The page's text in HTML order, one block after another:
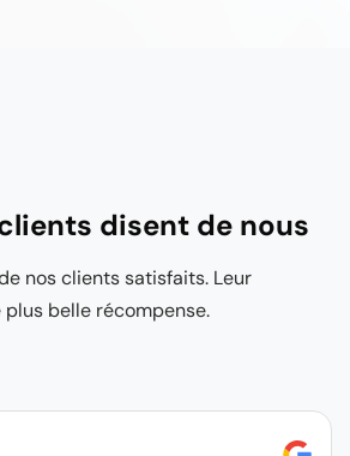
disent de nous
nos clients satisfaits. Leur
belle récompense.